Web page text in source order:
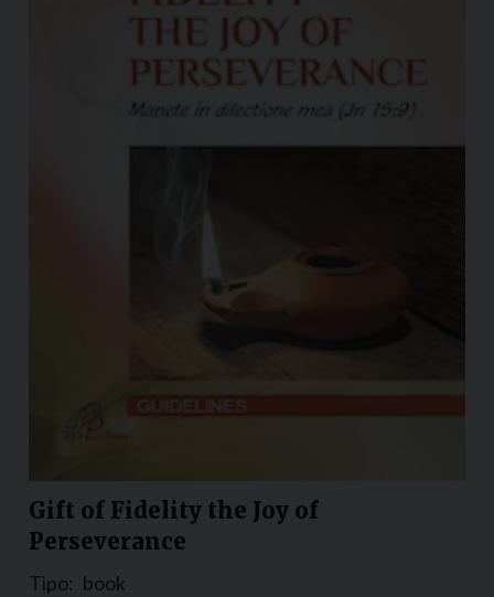
Gift of Fidelity the Joy of
Perseverance
Tipo: book